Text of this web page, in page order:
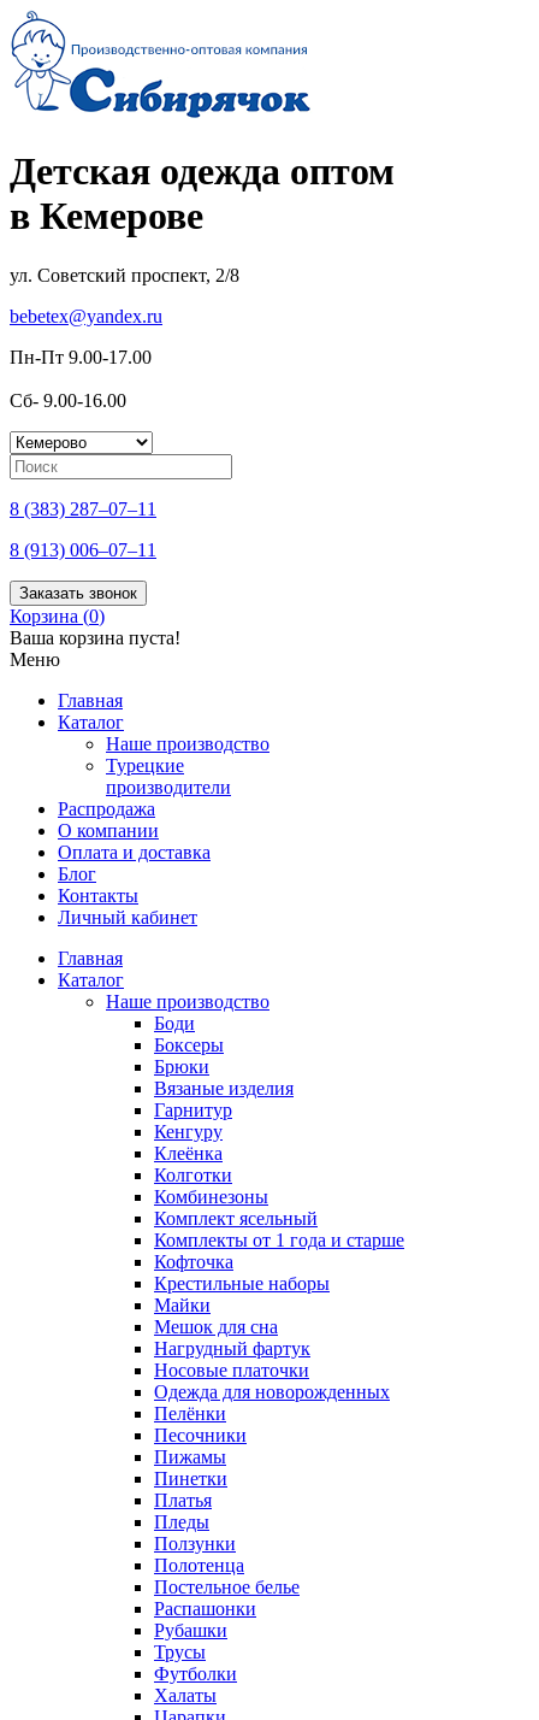
Детская одежда оптом
в Кемерове
ул. Советский проспект, 2/8
bebetex@yandex.ru
Пн-Пт 9.00-17.00
Сб- 9.00-16.00
8 (383) 287–07–11
8 (913) 006–07–11
Заказать звонок
Корзина (0)
Ваша корзина пуста!
Меню
Главная
Каталог
Наше производство
Турецкие
производители
Распродажа
О компании
Оплата и доставка
Блог
Контакты
Личный кабинет
Главная
Каталог
Наше производство
Боди
Боксеры
Брюки
Вязаные изделия
Гарнитур
Кенгуру
Клеёнка
Колготки
Комбинезоны
Комплект ясельный
Комплекты от 1 года и старше
Кофточка
Крестильные наборы
Майки
Мешок для сна
Нагрудный фартук
Носовые платочки
Одежда для новорожденных
Пелёнки
Песочники
Пижамы
Пинетки
Платья
Пледы
Ползунки
Полотенца
Постельное белье
Распашонки
Рубашки
Трусы
Футболки
Халаты